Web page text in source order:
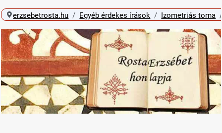
erzsebetrosta.hu Egyéb érdekes írások Izometriás torna